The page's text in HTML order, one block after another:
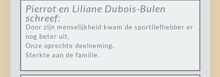
Pierrot en Liliane Dubois-Bulen
schreef:
Door zijn menselijkheid kwam de sportliefhebber er
nog beter uit.
Onze oprechte deelneming.
Sterkte aan de familie.